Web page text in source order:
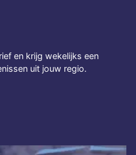
en krijg wekelijks een
uit jouw regio.